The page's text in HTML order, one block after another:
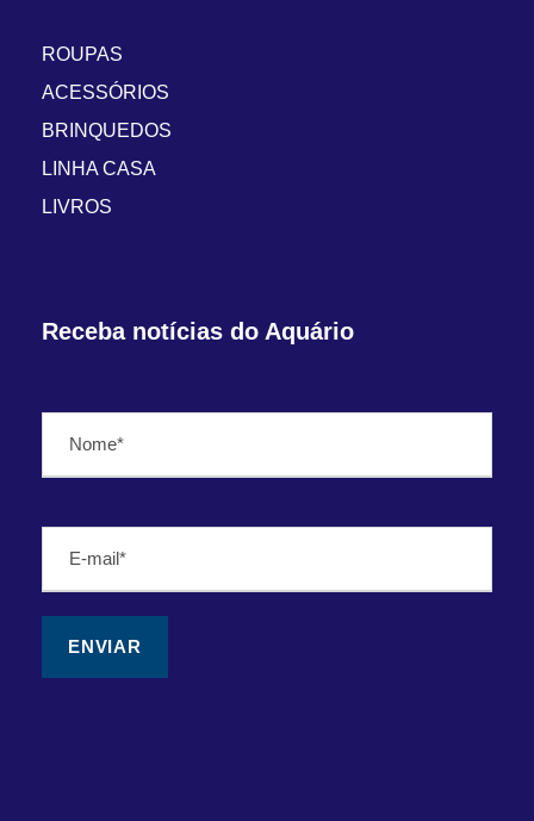
ROUPAS
ACESSÓRIOS
BRINQUEDOS
LINHA CASA
LIVROS
Receba notícias do Aquário